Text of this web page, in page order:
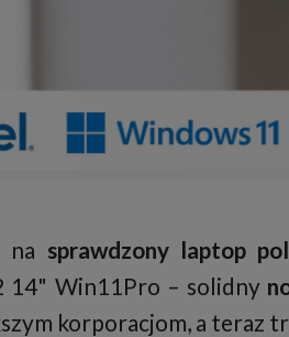
na sprawdzony laptop
14" Win11Pro – solidny
korporacjom, a teraz